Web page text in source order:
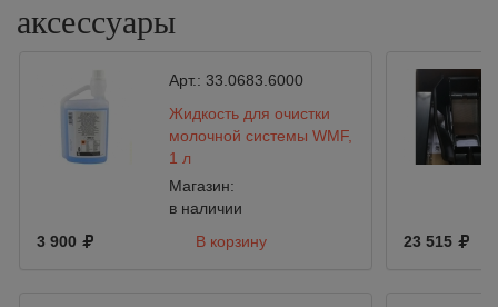
аксессуары
Арт.:33.0683.6000
Жидкость для очистки
молочной системы WMF,
1 л
Магазин:
в наличии
3 900
В корзину 23 515